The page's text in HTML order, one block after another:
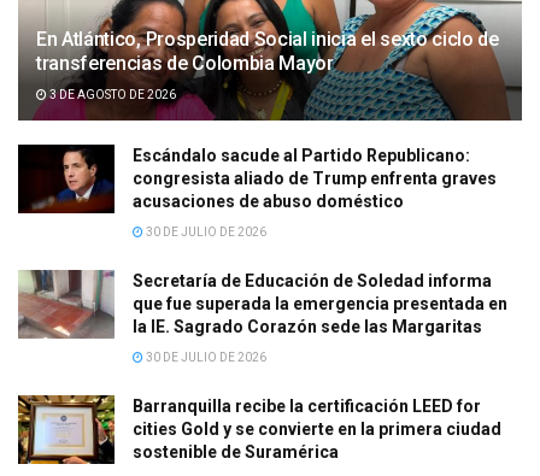
En Atlántico, Prosperidad Social inicia el sexto ciclo de
transferencias de Colombia Mayor
3 DE AGOSTO DE 2026
Escándalo sacude al Partido Republicano:
congresista aliado de Trump enfrenta graves
acusaciones de abuso doméstico
30 DE JULIO DE 2026
Secretaría de Educación de Soledad informa
que fue superada la emergencia presentada en
la IE. Sagrado Corazón sede las Margaritas
30 DE JULIO DE 2026
Barranquilla recibe la certificación LEED for
cities Gold y se convierte en la primera ciudad
sostenible de Suramérica